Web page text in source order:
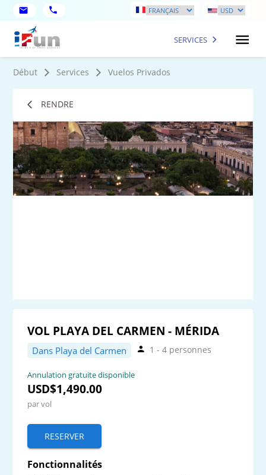
SERVICES
Début Services Vuelos Privados
RENDRE
VOL PLAYA DEL CARMEN - MÉRIDA
Dans Playa del Carmen 1 - 4 personnes
Annulation gratuite disponible
USD$1,490.00
par vol
RESERVER
Fonctionnalités